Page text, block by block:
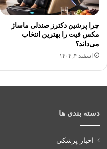
چرا پرشین دکترز صندلی ماساژ
مکس فیت را بهترین انتخاب
می‌داند؟
اسفند ۴, ۱۴۰۴
دسته بندی ها
اخبار پزشکی